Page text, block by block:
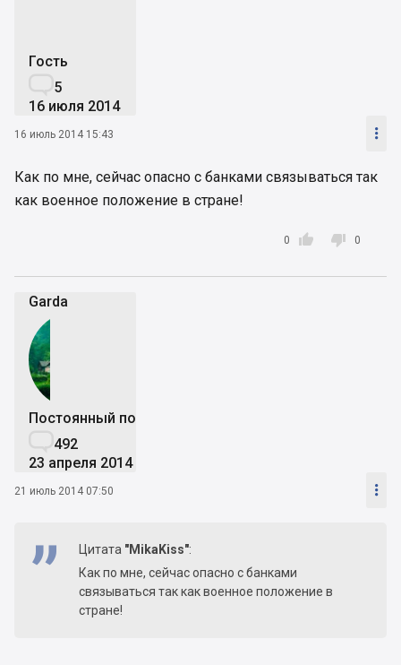
Гость
5
16 июля 2014
16 июль 2014 15:43 
Как по мне, сейчас опасно с банками связываться так
как военное положение в стране!

0  0
Garda
Постоянный пользователь
492
23 апреля 2014
21 июль 2014 07:50 
Цитата "MikaKiss":
Как по мне, сейчас опасно с банками
связываться так как военное положение в
стране!